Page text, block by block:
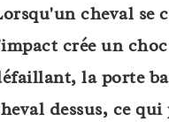
cheval se
crée un
la porte
dessus, ce